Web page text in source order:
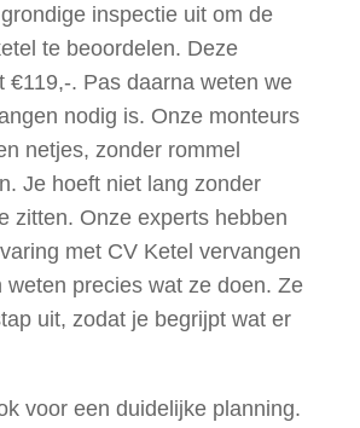
inspectie uit om de
te beoordelen. Deze
€119,-. Pas daarna weten we
nodig is. Onze monteurs
netjes, zonder rommel
Je hoeft niet lang zonder
zitten. Onze experts hebben
met CV Ketel vervangen
weten precies wat ze doen. Ze
uit, zodat je begrijpt wat er
voor een duidelijke planning.